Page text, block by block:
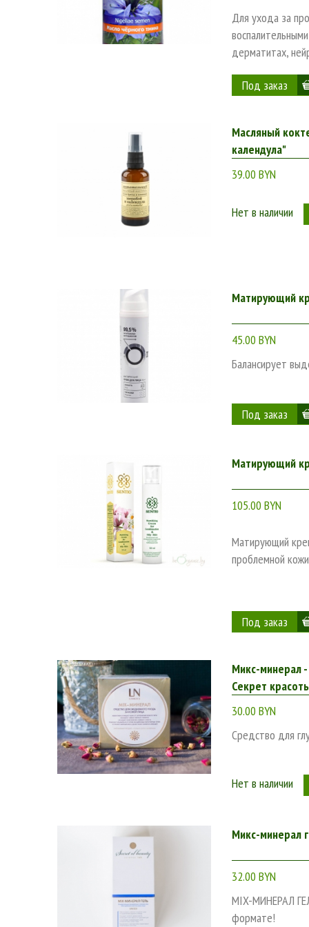
Интернет-магазин BeОrganic.by – это по-настоящему
кожи и разного возраста – от 20 до 50 и более лет.
подробные описания продуктов или консультация
магазина BeОrganic.by уже сейчас, чтобы купить
Для ухода за
дерматитах,
Масляный
календула"
39.00 BYN
Нет в наличии
Матирующий
45.00 BYN
Балансирует
Матирующий
105.00 BYN
Матирующий
проблемной
Микс-минерал
Секрет
30.00 BYN
Средство для
Нет в наличии
Микс-минерал
32.00 BYN
MIX-МИНЕРАЛ
формате!